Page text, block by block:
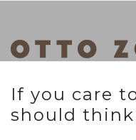
If you care
should